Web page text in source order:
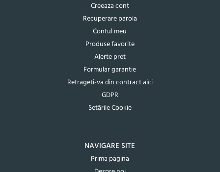
Creeaza cont
Recuperare parola
Contul meu
Produse favorite
Alerte pret
Formular garantie
Retrageti-va din contract aici
GDPR
Setările Cookie
NAVIGARE SITE
Prima pagina